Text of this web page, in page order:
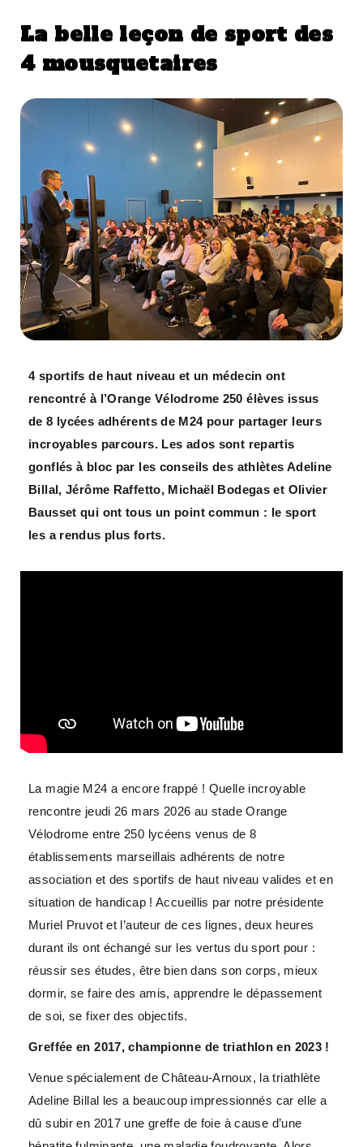
La belle leçon de sport des
4 mousquetaires
4 sportifs de haut niveau et un médecin ont
rencontré à l’Orange Vélodrome 250 élèves issus
de 8 lycées adhérents de M24 pour partager leurs
incroyables parcours. Les ados sont repartis
gonflés à bloc par les conseils des athlètes Adeline
Billal, Jérôme Raffetto, Michaël Bodegas et Olivier
Bausset qui ont tous un point commun : le sport
les a rendus plus forts.
La magie M24 a encore frappé ! Quelle incroyable
rencontre jeudi 26 mars 2026 au stade Orange
Vélodrome entre 250 lycéens venus de 8
établissements marseillais adhérents de notre
association et des sportifs de haut niveau valides et en
situation de handicap ! Accueillis par notre présidente
Muriel Pruvot et l’auteur de ces lignes, deux heures
durant ils ont échangé sur les vertus du sport pour :
réussir ses études, être bien dans son corps, mieux
dormir, se faire des amis, apprendre le dépassement
de soi, se fixer des objectifs.
Greffée en 2017, championne de triathlon en 2023 !
Venue spécialement de Château-Arnoux, la triathlète
Adeline Billal les a beaucoup impressionnés car elle a
dû subir en 2017 une greffe de foie à cause d’une